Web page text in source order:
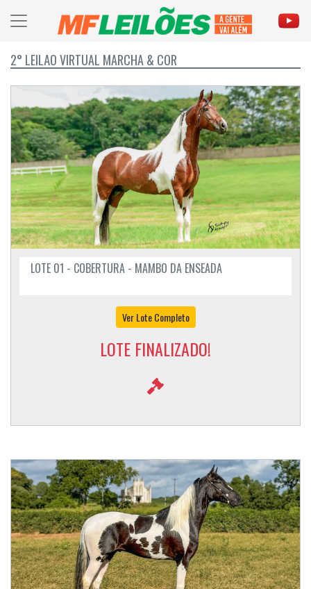
2° LEILÃO VIRTUAL MARCHA & COR
LOTE 01 - COBERTURA - MAMBO DA ENSEADA
Ver Lote Completo
LOTE FINALIZADO!